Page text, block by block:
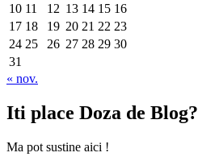
10 11 12 13 14 15 16
17 18 19 20 21 22 23
24 25 26 27 28 29 30
31
« nov.
Iti place Doza de Blog?
Ma pot sustine aici !